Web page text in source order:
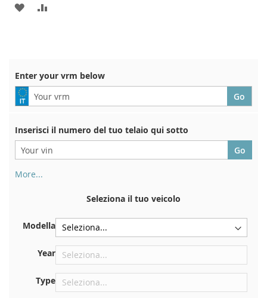
ADD
Enter your vrm below
Inserisci il numero del tuo telaio qui sotto
More...
immatricolazione. E anche in macchina
Sulla piastra inferiore del sedile anteriore destro
Centrare contro la paratia sotto il cofano
Proprio nel vano motore
Nel montante della portiera posteriore destra
Seleziona il tuo veicolo
Modella
Year
Type